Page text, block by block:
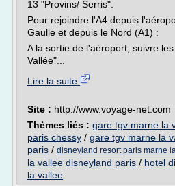
13 "Provins/ Serris".
Pour rejoindre l'A4 depuis
Gaulle et depuis le Nord (A1) :
A la sortie de l'aéroport, suivre
Vallée"...
Lire la suite
Site : http://www.voyage-net.com
Thèmes liés : gare tgv marne la
paris chessy / gare tgv marne la
paris / disneyland resort paris marne
la vallee disneyland paris / hotel
la vallee